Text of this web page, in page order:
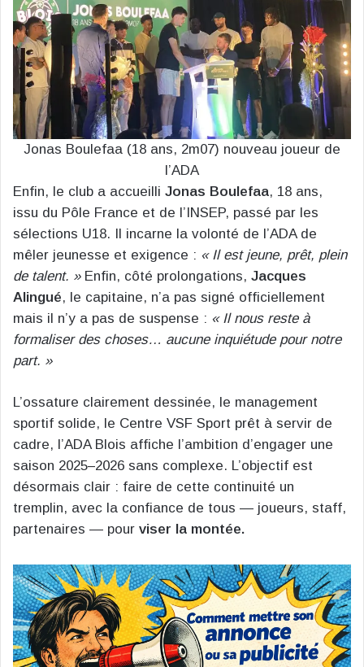
Jonas Boulefaa (18 ans, 2m07) nouveau joueur de
l’ADA
Enfin, le club a accueilli Jonas Boulefaa, 18 ans,
issu du Pôle France et de l’INSEP, passé par les
sélections U18. Il incarne la volonté de l’ADA de
mêler jeunesse et exigence : « Il est jeune, prêt, plein
de talent. »Enfin, côté prolongations, Jacques
Alingué, le capitaine, n’a pas signé officiellement
mais il n’y a pas de suspense : « Il nous reste à
formaliser des choses… aucune inquiétude pour notre
part. »
L’ossature clairement dessinée, le management
sportif solide, le Centre VSF Sport prêt à servir de
cadre, l’ADA Blois affiche l’ambition d’engager une
saison 2025–2026 sans complexe. L’objectif est
désormais clair : faire de cette continuité un
tremplin, avec la confiance de tous — joueurs, staff,
partenaires — pour viser la montée.